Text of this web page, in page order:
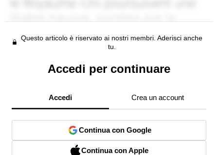
Questo articolo è riservato ai nostri membri. Aderisci anche
tu.
Accedi per continuare
Accedi Crea un account
Continua con Google
Continua con Apple